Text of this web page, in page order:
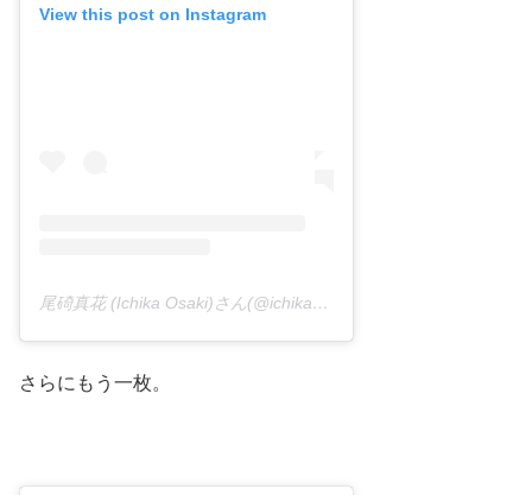
View this post on Instagram
尾碕真花 (Ichika Osaki)さん(@ichika_osaki_official)がシェアした投稿 –
さらにもう一枚。